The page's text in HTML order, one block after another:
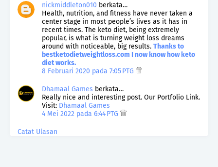
nickmiddleton010 berkata…
Health, nutrition, and fitness have never taken a
center stage in most people’s lives as it has in
recent times. The keto diet, being extremely
popular, is what is turning weight loss dreams
around with noticeable, big results. Thanks to
bestketodietweightloss.com I now know how keto
diet works.
8 Februari 2020 pada 7:05 PTG
Dhamaal Games berkata…
Really nice and interesting post. Our Portfolio Link.
Visit: Dhamaal Games
4 Mei 2022 pada 6:44 PTG
Catat Ulasan